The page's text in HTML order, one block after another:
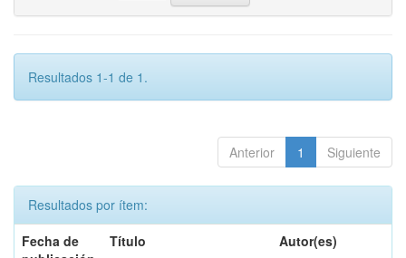
Resultados 1-1 de 1.
Anterior 1 Siguiente
Resultados por ítem:
Fecha de
Título Autor(es)